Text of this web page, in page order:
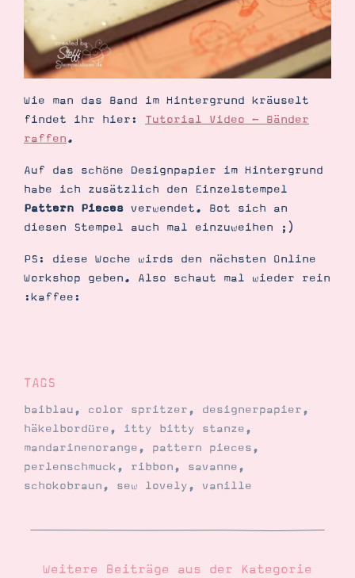
Wie man das Band im Hintergrund kräuselt
findet ihr hier: Tutorial Video - Bänder
raffen.
Auf das schöne Designpapier im Hintergrund
habe ich zusätzlich den Einzelstempel
Pattern Pieces verwendet. Bot sich an
diesen Stempel auch mal einzuweihen ;)
PS: diese Woche wirds den nächsten Online
Workshop geben. Also schaut mal wieder rein
:kaffee:
TAGS
baiblau, color spritzer, designerpapier,
häkelbordüre, itty bitty stanze,
mandarinenorange, pattern pieces,
perlenschmuck, ribbon, savanne,
schokobraun, sew lovely, vanille
Weitere Beiträge aus der Kategorie